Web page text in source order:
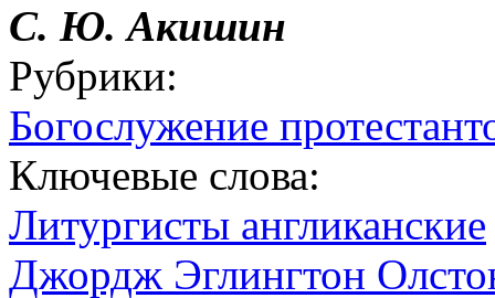
С. Ю.Акишин
Рубрики:
Богослужение
Ключевые слова:
Литургисты англиканские
Джордж Эглингтон